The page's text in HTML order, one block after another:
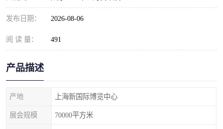
发布日期： 2026-08-06
阅 读 量： 491
产品描述
产地 上海新国际博览中心
展会规模 70000平方米